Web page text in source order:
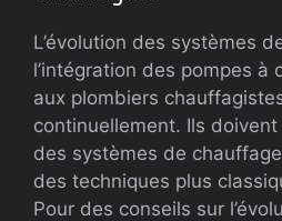
L’évolution des systèmes
l’intégration des pompes à
aux plombiers
continuellement. Ils
des systèmes de
des techniques plus
Pour des conseils sur